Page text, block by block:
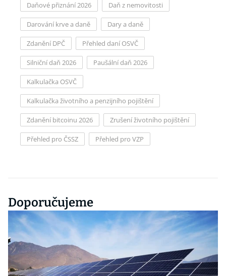
Daňové přiznání 2026 Daň z nemovitosti
Darování krve a daně Dary a daně
Zdanění DPČ Přehled daní OSVČ
Silniční daň 2026 Paušální daň 2026
Kalkulačka OSVČ
Kalkulačka životního a penzijního pojištění
Zdanění bitcoinu 2026 Zrušení životního pojištění
Přehled pro ČSSZ Přehled pro VZP
Doporučujeme